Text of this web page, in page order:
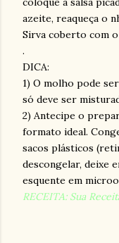
azeite, reaqueça o
Sirva coberto com
.
DICA:
1) O molho pode
só deve ser
2) Antecipe o
formato ideal.
sacos plásticos
descongelar, deixe
esquente em
RECEITA: Sua